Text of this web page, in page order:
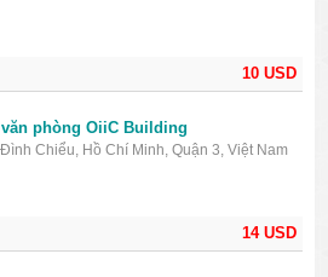
10 USD
14 USD
phòng OiiC Building
Chiểu, Hồ Chí Minh, Quận 3, Việt Nam